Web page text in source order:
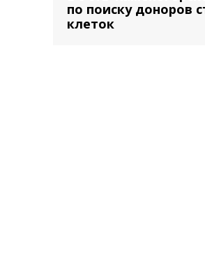
по поиску доноров
клеток